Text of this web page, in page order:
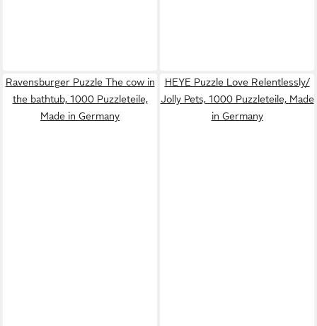
Ravensburger Puzzle The cow in
the bathtub, 1000 Puzzleteile,
Made in Germany
HEYE Puzzle Love Relentlessly/
Jolly Pets, 1000 Puzzleteile, Made
in Germany